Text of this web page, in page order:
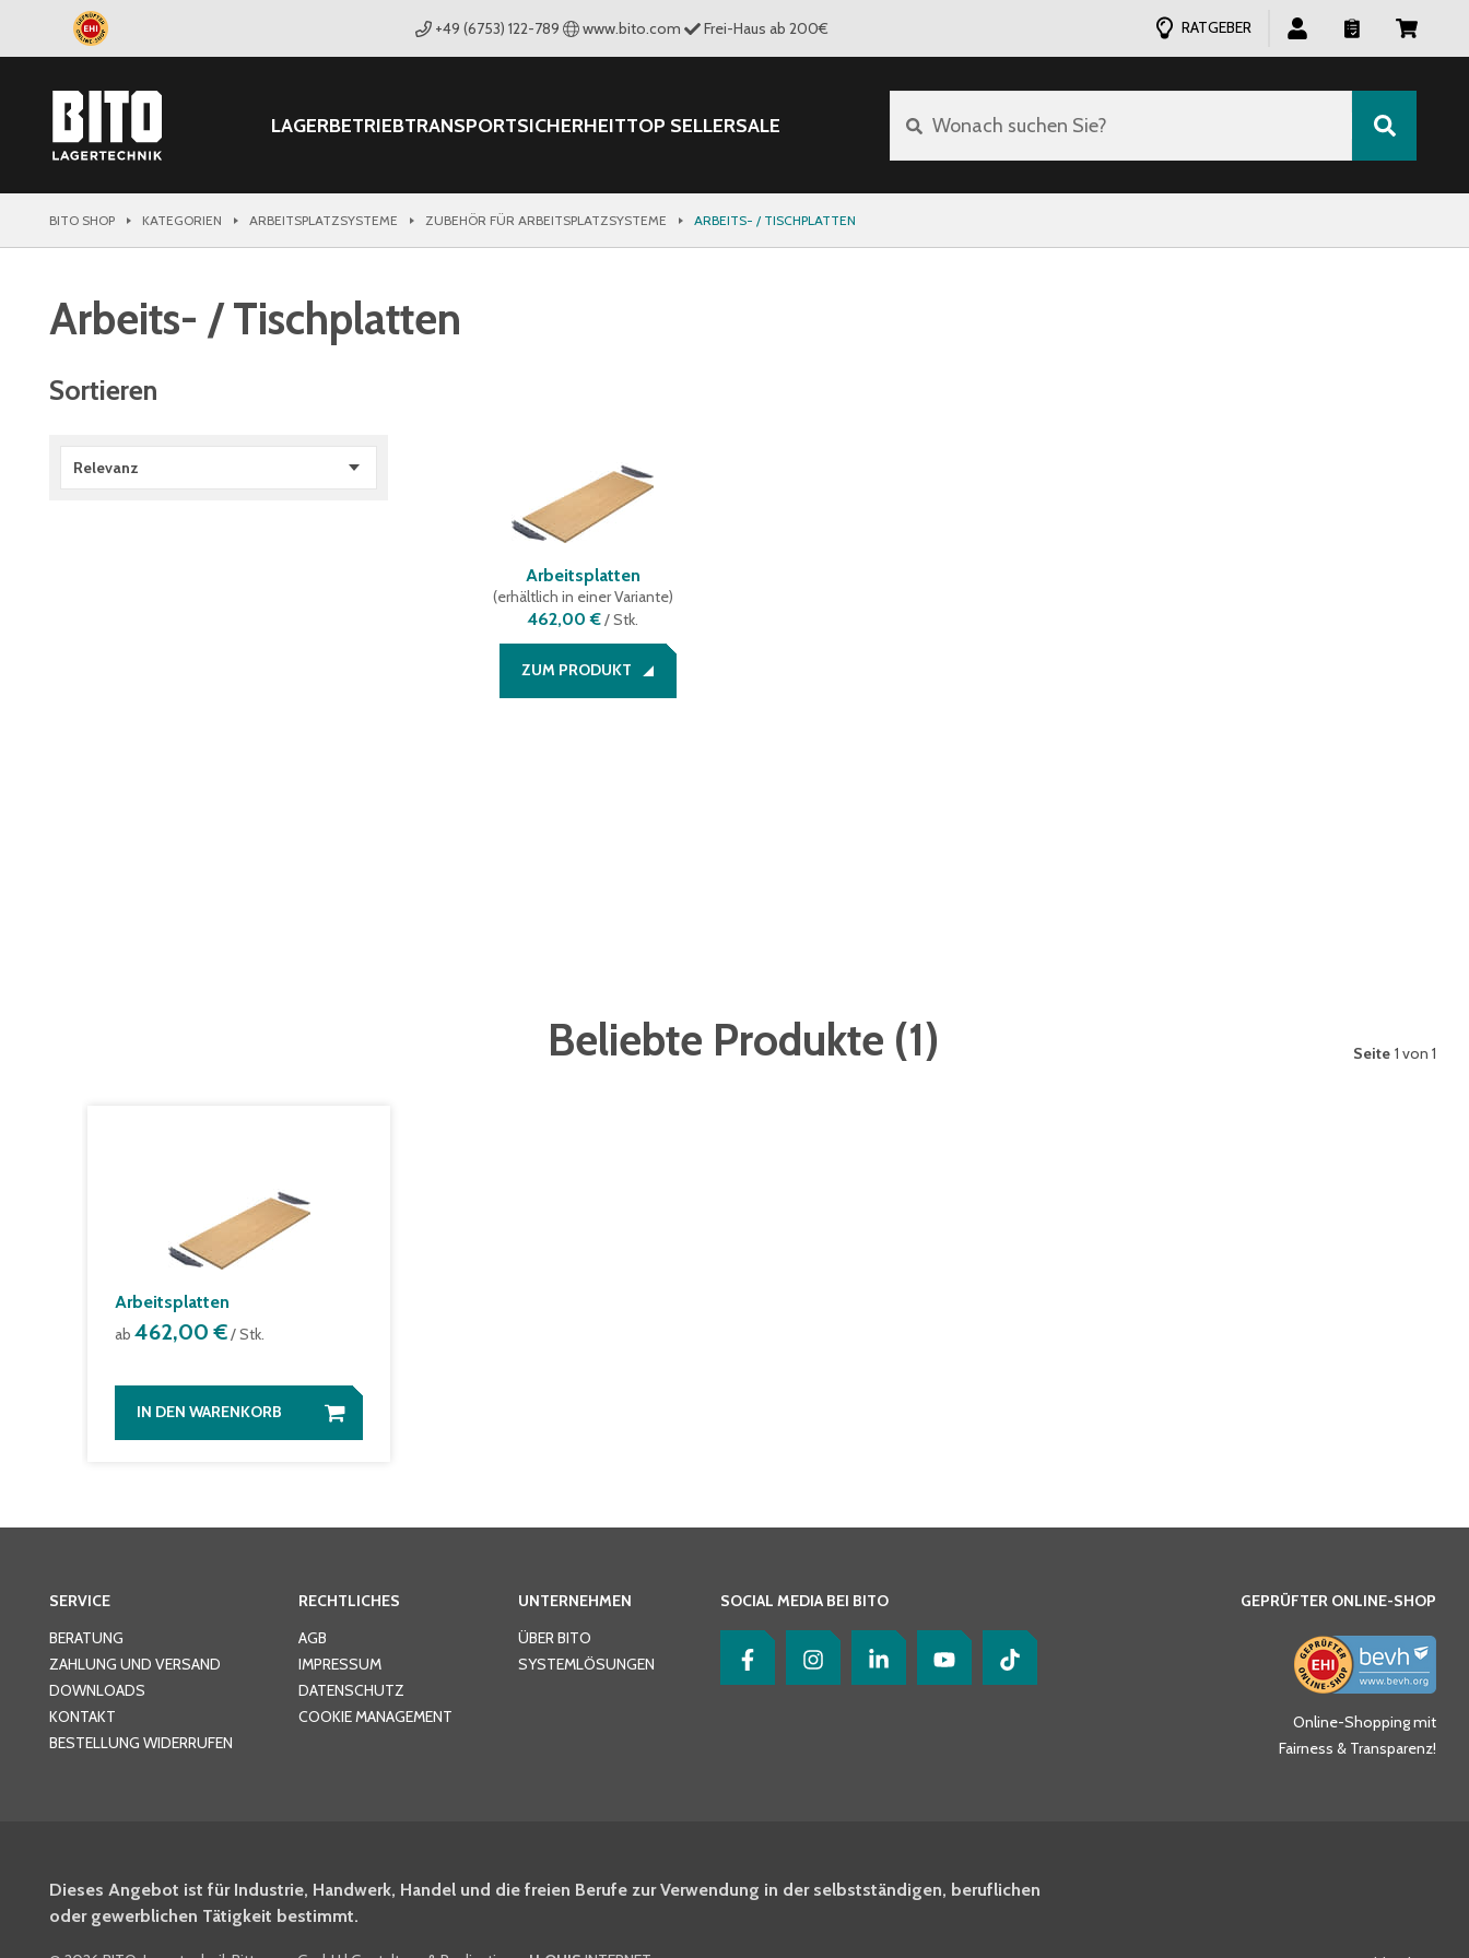
+49 (6753) 122-789 www.bito.com Frei-Haus ab 200€ RATGEBER
LAGERBETRIEBTRANSPORTSICHERHEITTOP SELLERSALE Wonach suchen Sie?
BITO SHOP KATEGORIEN ARBEITSPLATZSYSTEME ZUBEHÖR FÜR ARBEITSPLATZSYSTEME ARBEITS- / TISCHPLATTEN
Arbeits- / Tischplatten
Sortieren
Relevanz
Arbeitsplatten
(erhältlich in einer Variante)
462,00 €/Stk.
ZUM PRODUKT
Beliebte Produkte (1) Seite 1 von 1
Arbeitsplatten
ab 462,00 €/ Stk.
IN DEN WARENKORB
SERVICE
BERATUNG
ZAHLUNG UND VERSAND
DOWNLOADS
KONTAKT
BESTELLUNG WIDERRUFEN
RECHTLICHES
AGB
IMPRESSUM
DATENSCHUTZ
COOKIE MANAGEMENT
UNTERNEHMEN
ÜBER BITO
SYSTEMLÖSUNGEN
SOCIAL MEDIA BEI BITO GEPRÜFTER ONLINE-SHOP
Online-Shopping mit
Fairness & Transparenz!
Dieses Angebot ist für Industrie, Handwerk, Handel und die freien Berufe zur Verwendung in der selbstständigen, beruflichen
oder gewerblichen Tätigkeit bestimmt.